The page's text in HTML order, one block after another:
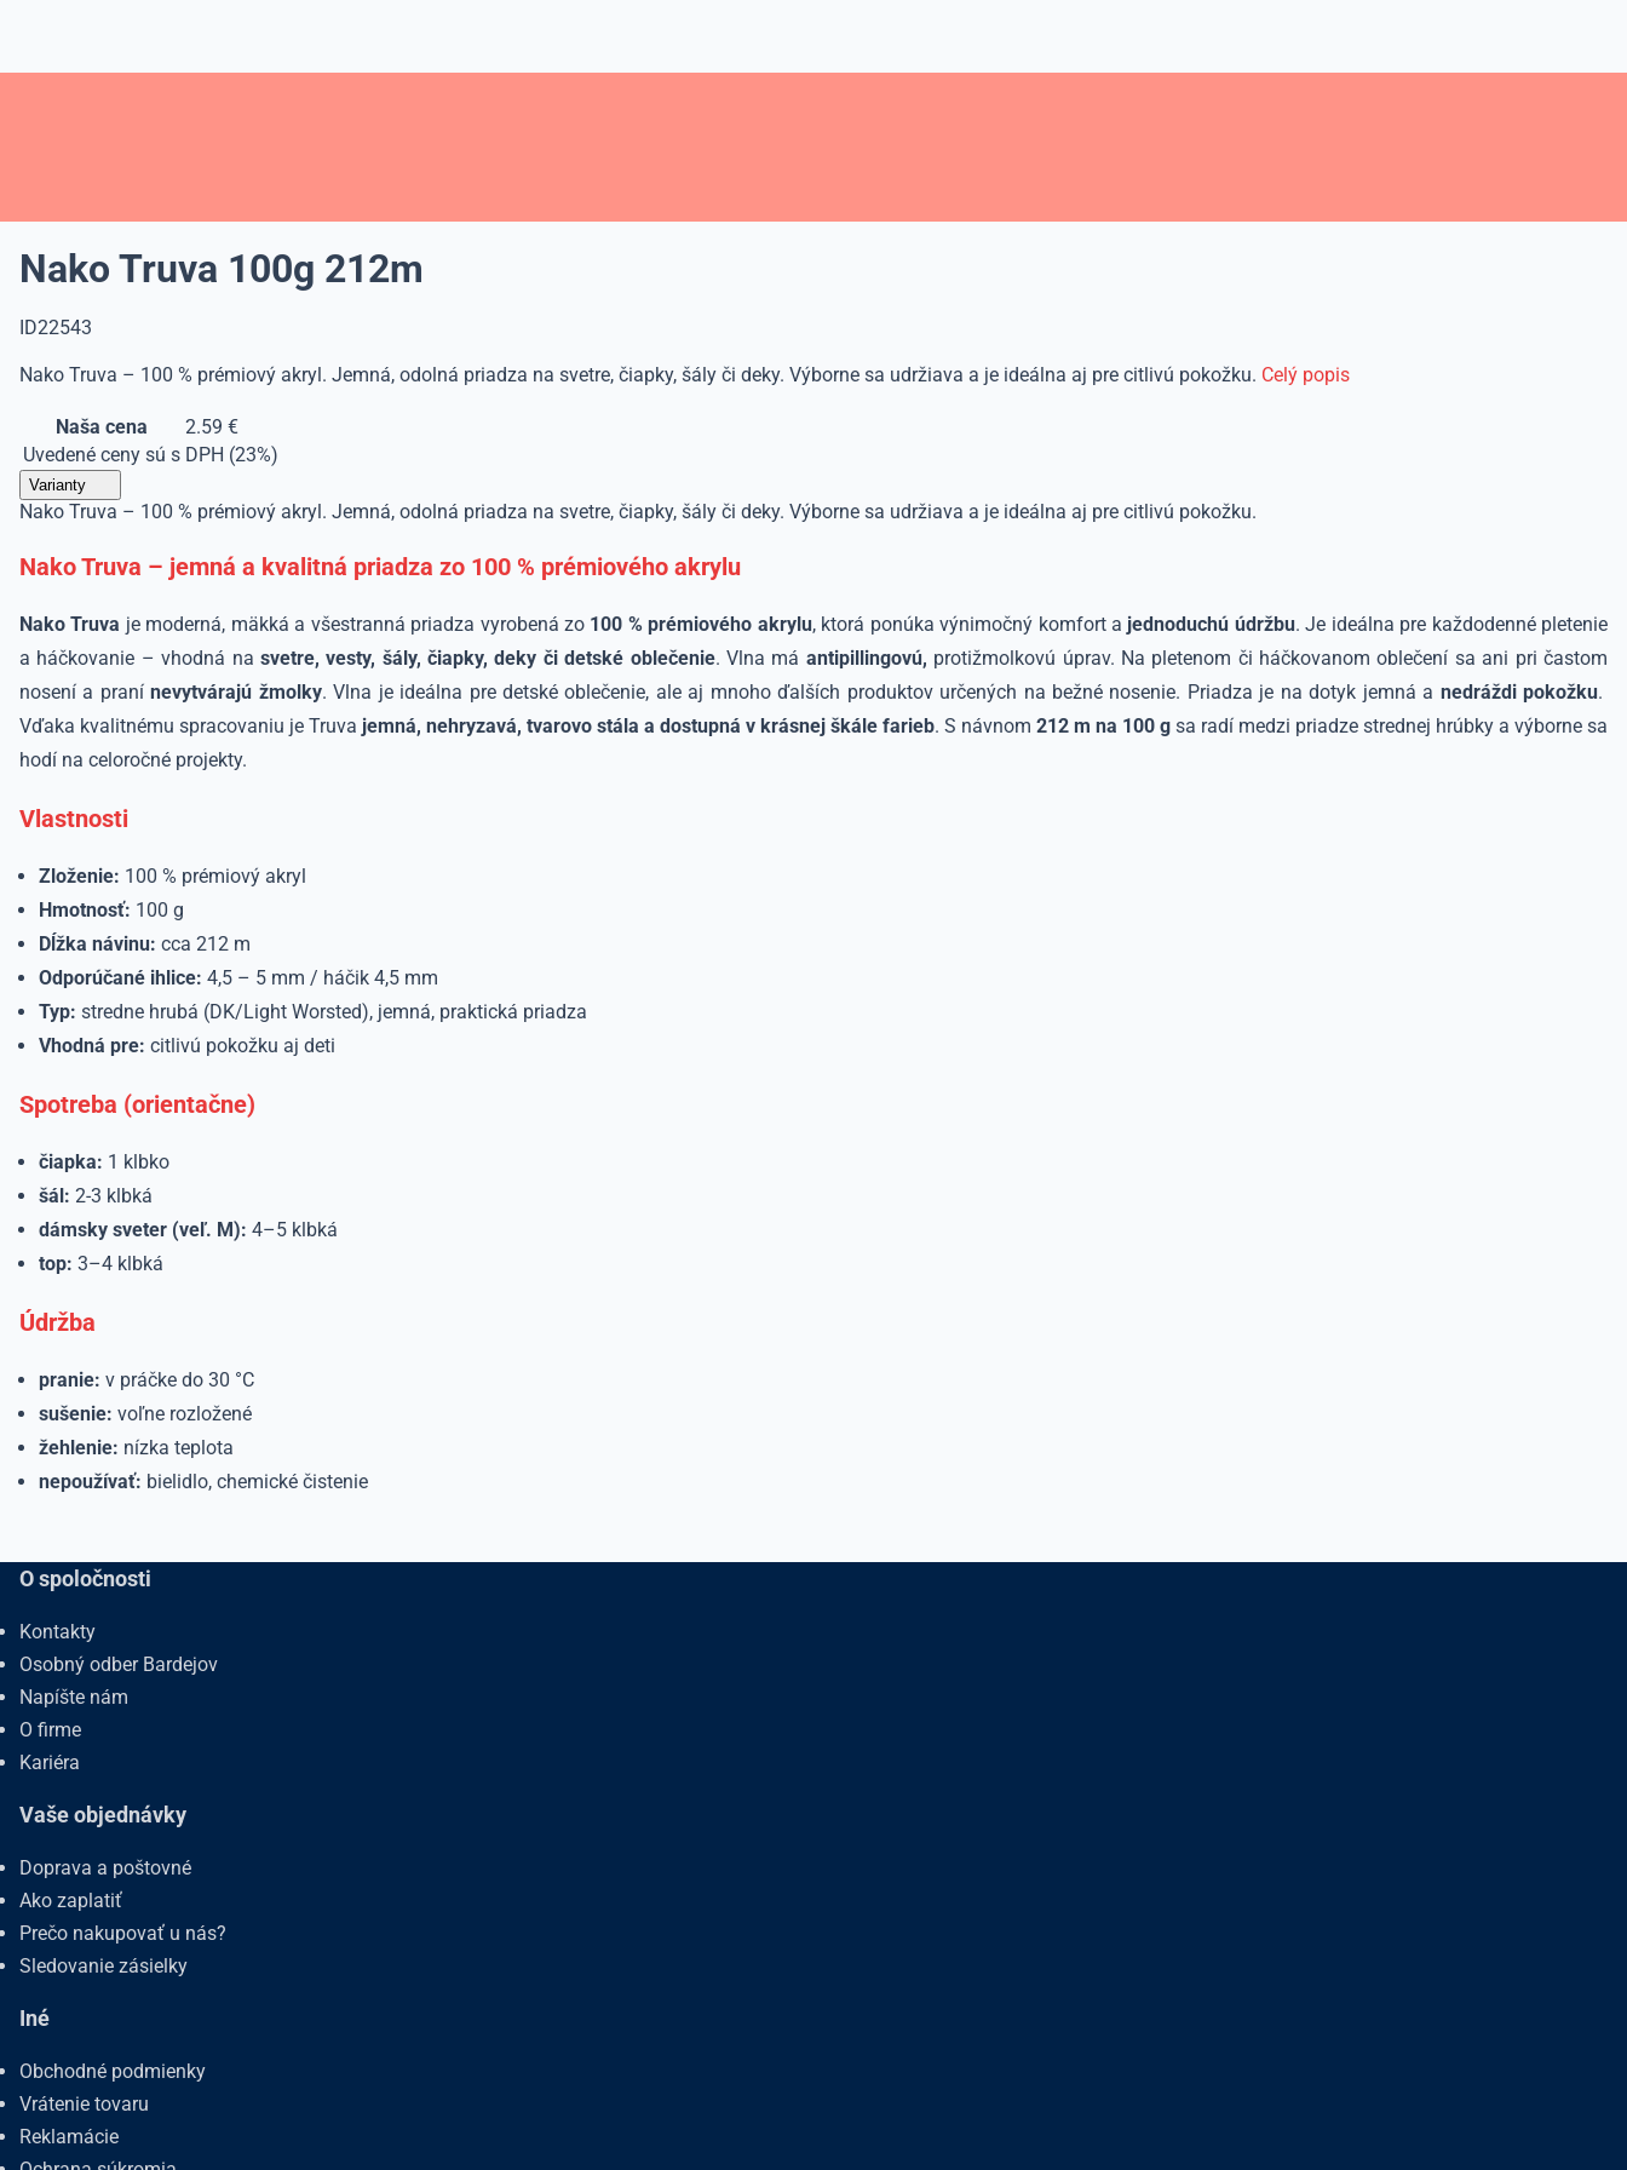
Nako Truva 100g 212m
ID22543
Nako Truva – 100 % prémiový akryl. Jemná, odolná priadza na svetre, čiapky, šály či deky. Výborne sa udržiava a je ideálna aj pre citlivú pokožku. Celý popis
Naša cena
2.59 €
Uvedené ceny sú s DPH (23%)
Varianty
Nako Truva – 100 % prémiový akryl. Jemná, odolná priadza na svetre, čiapky, šály či deky. Výborne sa udržiava a je ideálna aj pre citlivú pokožku.
Nako Truva – jemná a kvalitná priadza zo 100 % prémiového akrylu
Nako Truva je moderná, mäkká a všestranná priadza vyrobená zo 100 % prémiového akrylu, ktorá ponúka výnimočný komfort a jednoduchú údržbu. Je ideálna pre každodenné pletenie
a háčkovanie – vhodná na svetre, vesty, šály, čiapky, deky či detské oblečenie. Vlna má antipillingovú, protižmolkovú úprav. Na pletenom či háčkovanom oblečení sa ani pri častom
nosení a pranínevytvárajú žmolky. Vlna je ideálna pre detské oblečenie, ale aj mnoho ďalších produktov určených na bežné nosenie. Priadza je na dotyk jemná a nedráždi pokožku.
Vďaka kvalitnému spracovaniu je Truva jemná, nehryzavá, tvarovo stála a dostupná v krásnej škále farieb. S návnom 212 m na 100 g sa radí medzi priadze strednej hrúbky a výborne sa
hodí na celoročné projekty.
Vlastnosti
Zloženie: 100 % prémiový akryl
Hmotnosť: 100 g
Dĺžka návinu: cca 212 m
Odporúčané ihlice: 4,5 – 5 mm / háčik 4,5 mm
Typ: stredne hrubá (DK/Light Worsted), jemná, praktická priadza
Vhodná pre: citlivú pokožku aj deti
Spotreba (orientačne)
čiapka: 1 klbko
šál: 2-3 klbká
dámsky sveter (veľ. M): 4–5 klbká
top: 3–4 klbká
Údržba
pranie: v práčke do 30 °C
sušenie: voľne rozložené
žehlenie: nízka teplota
nepoužívať: bielidlo, chemické čistenie
O spoločnosti
Kontakty
Osobný odber Bardejov
Napíšte nám
O firme
Kariéra
Vaše objednávky
Doprava a poštovné
Ako zaplatiť
Prečo nakupovať u nás?
Sledovanie zásielky
Iné
Obchodné podmienky
Vrátenie tovaru
Reklamácie